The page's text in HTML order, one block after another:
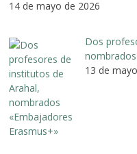
14 de mayo de 2026
Dos
13 de